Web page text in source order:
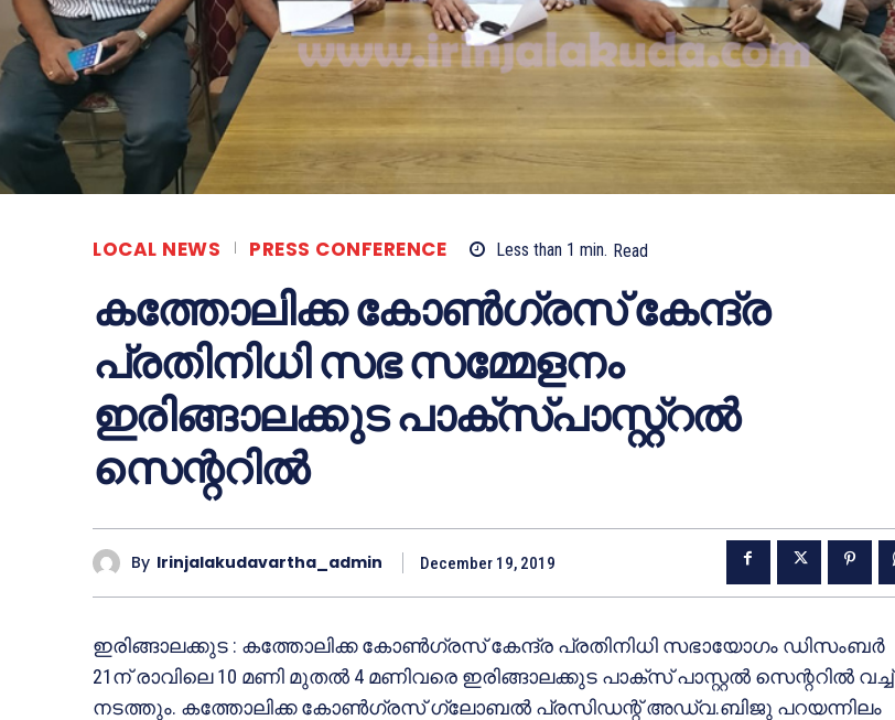
LOCAL NEWS PRESS CONFERENCE Less than 1 min. Read
കത്തോലിക്ക കോണ്‍ഗ്രസ് കേന്ദ്ര
പ്രതിനിധി സഭ സമ്മേളനം
ഇരിങ്ങാലക്കുട പാക്‌സ്പാസ്റ്റ്‌റല്‍
സെന്ററില്‍
By Irinjalakudavartha_admin December 19, 2019
ഇരിങ്ങാലക്കുട : കത്തോലിക്ക കോണ്‍ഗ്രസ് കേന്ദ്ര പ്രതിനിധി സഭായോഗം ഡിസംബര്‍
21ന് രാവിലെ 10 മണി മുതല്‍ 4 മണിവരെ ഇരിങ്ങാലക്കുട പാക്‌സ് പാസ്റ്റല്‍ സെന്ററില്‍ വച്ച്
നടത്തും. കത്തോലിക്ക കോണ്‍ഗ്രസ് ഗ്ലോബല്‍ പ്രസിഡന്റ് അഡ്വ.ബിജു പറയന്നിലം